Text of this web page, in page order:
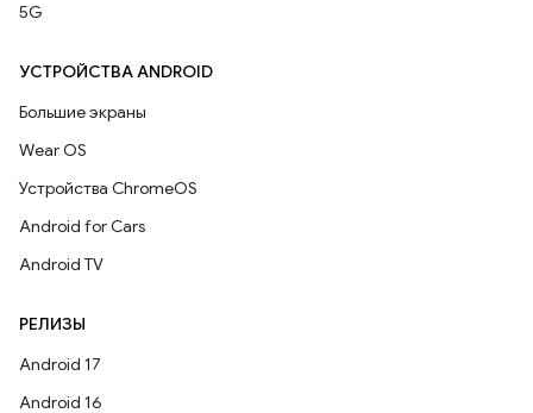
5G
УСТРОЙСТВА ANDROID
Большие экраны
Wear OS
Устройства ChromeOS
Android for Cars
Android TV
РЕЛИЗЫ
Android 17
Android 16